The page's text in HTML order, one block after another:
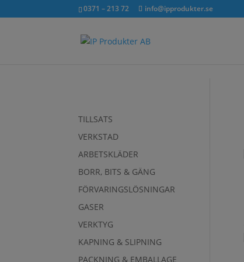
inkl. moms0371 – 213 72 info@ipprodukter.se
TILLSATS
VERKSTAD
ARBETSKLÄDER
BORR, BITS & GÄNG
FÖRVARINGSLÖSNINGAR
GASER
VERKTYG
KAPNING & SLIPNING
PACKNING & EMBALLAGE